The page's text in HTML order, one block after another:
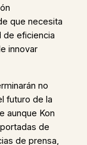
que necesita
de eficiencia
innovar
no
futuro de la
aunque Kon
de
de prensa,